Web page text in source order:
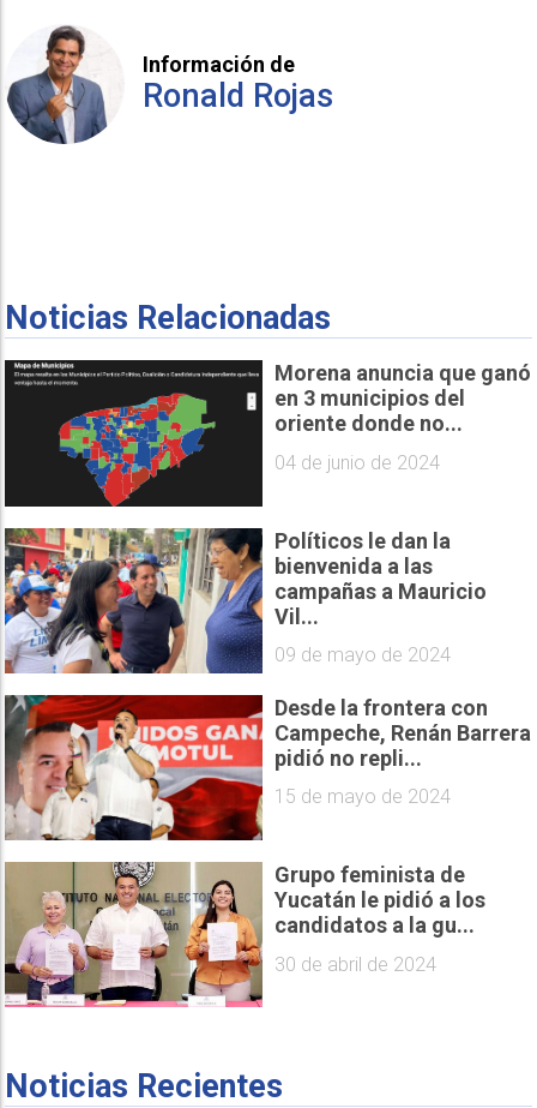
Información de
Ronald Rojas
Noticias Relacionadas
Morena anuncia que ganó
en 3 municipios del
oriente donde no...
04 de junio de 2024
Políticos le dan la
bienvenida a las
campañas a Mauricio
Vil...
09 de mayo de 2024
Desde la frontera con
Campeche, Renán Barrera
pidió no repli...
15 de mayo de 2024
Grupo feminista de
Yucatán le pidió a los
candidatos a la gu...
30 de abril de 2024
Noticias Recientes